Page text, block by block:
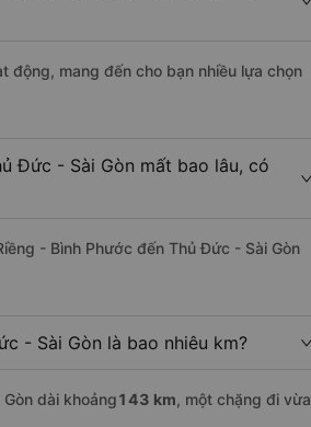
động, mang đến cho bạn nhiều lựa chọn
Đức - Sài Gòn mất bao lâu, có
- Bình Phước đến Thủ Đức - Sài Gòn
- Sài Gòn là bao nhiêu km?
dài khoảng143 km, một chặng đi vừa